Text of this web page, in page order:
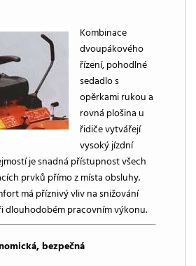
Kombinace
dvoupákového
řízení, pohodlné
sedadlo s
opěrkami rukou a
rovná plošina u
řidiče vytvářejí
vysoký jízdní
je snadná přístupnost všech
prvků přímo z místa obsluhy.
má příznivý vliv na snižování
dlouhodobém pracovním výkonu.
bezpečná